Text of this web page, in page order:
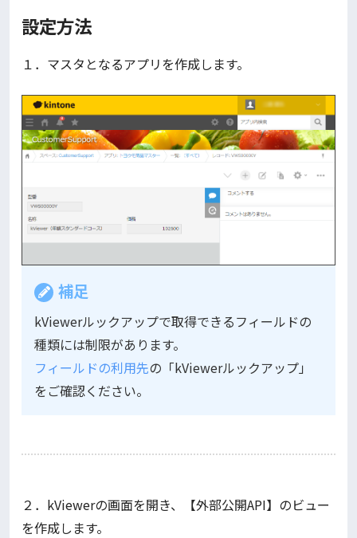
設定方法
１．マスタとなるアプリを作成します。
補足
kViewerルックアップで取得できるフィールドの
種類には制限があります。
フィールドの利用先の「kViewerルックアップ」
をご確認ください。
２．kViewerの画面を開き、【外部公開API】のビュー
を作成します。